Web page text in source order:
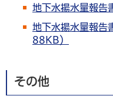
地下水揚水量報告
地下水揚水量報告
88KB）
その他